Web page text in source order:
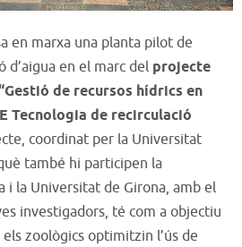
en marxa una planta pilot de
en el marc del projecte
de recursos hídrics en
Tecnologia de recirculació
coordinat per la Universitat
també hi participen la
i la Universitat de Girona, amb el
investigadors, té com a objectiu
zoològics optimitzin l’ús de